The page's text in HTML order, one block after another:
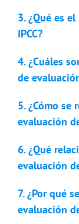
3. ¿Qué es
IPCC?
4. ¿Cuáles
de
5. ¿Cómo se
evaluación
6. ¿Qué
evaluación
7. ¿Por qué
evaluación